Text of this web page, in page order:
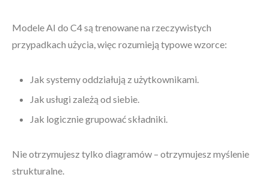
Modele AI do C4 są trenowane na rzeczywistych
przypadkach użycia, więc rozumieją typowe wzorce:
Jak systemy oddziałują z użytkownikami.
Jak usługi zależą od siebie.
Jak logicznie grupować składniki.
Nie otrzymujesz tylko diagramów – otrzymujesz myślenie
strukturalne.